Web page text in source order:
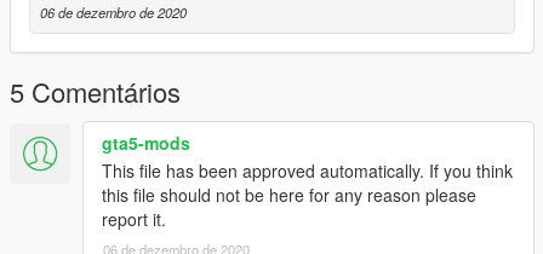
If you appreciate my works go on my Instagram channel and
leave me a follow, thanks !!
---------------------------------------------------------
"Per novita su nuove skin entra nel mio discord!"
https://discord.com/invite/RfmEvVf
06 de dezembro de 2020
5 Comentários
gta5-mods
This file has been approved automatically. If you think
this file should not be here for any reason please
report it.
06 de dezembro de 2020